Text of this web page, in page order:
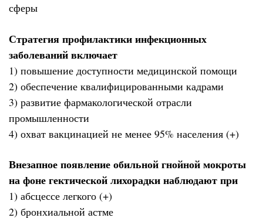
сферы
Стратегия профилактики инфекционных
заболеваний включает
1) повышение доступности медицинской помощи
2) обеспечение квалифицированными кадрами
3) развитие фармакологической отрасли
промышленности
4) охват вакцинацией не менее 95% населения (+)
Внезапное появление обильной гнойной мокроты
на фоне гектической лихорадки наблюдают при
1) абсцессе легкого (+)
2) бронхиальной астме